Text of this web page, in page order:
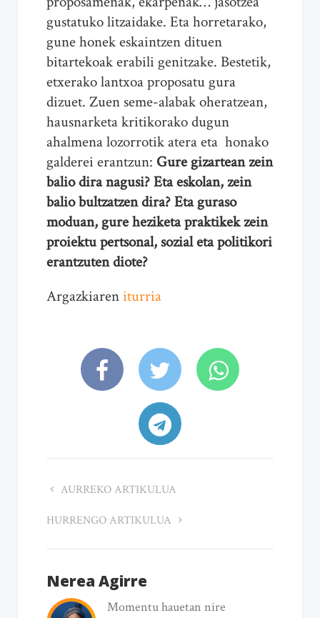
gustatuko litzaidake. Eta horretarako,
gune honek eskaintzen dituen
bitartekoak erabili genitzake. Bestetik,
etxerako lantxoa proposatu gura
dizuet. Zuen seme-alabak oheratzean,
hausnarketa kritikorako dugun
ahalmena lozorrotik atera eta honako
galderei erantzun: Gure gizartean zein
balio dira nagusi? Eta eskolan, zein
balio bultzatzen dira? Eta guraso
moduan, gure heziketa praktikek zein
proiektu pertsonal, sozial eta politikori
erantzuten diote?
Argazkiareniturria
AURREKO ARTIKULUA
HURRENGO ARTIKULUA
Nerea Agirre
Momentu hauetan nire